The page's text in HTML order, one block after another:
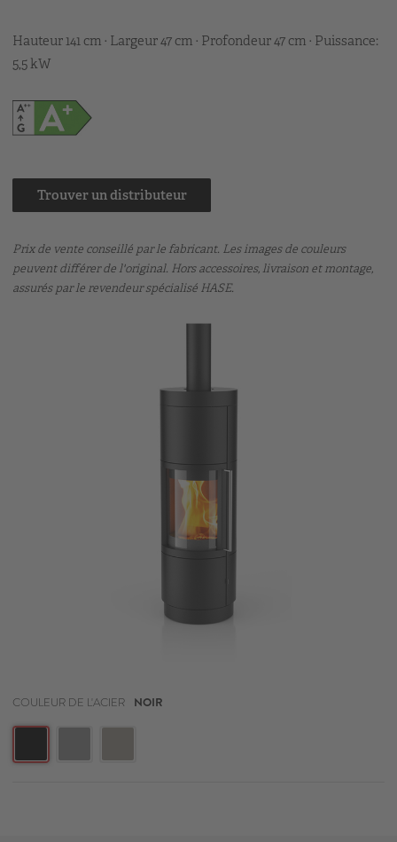
Hauteur 141 cm · Largeur 47 cm · Profondeur 47 cm · Puissance:
5,5 kW
Trouver un distributeur
Prix de vente conseillé par le fabricant. Les images de couleurs
peuvent différer de l'original. Hors accessoires, livraison et montage,
assurés par le revendeur spécialisé HASE.
COULEUR DE L'ACIER NOIR